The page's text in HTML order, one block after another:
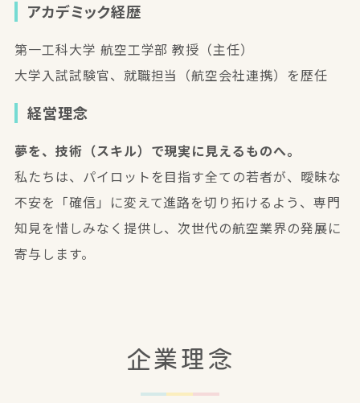
アカデミック経歴
第一工科大学 航空工学部 教授（主任）
大学入試試験官、就職担当（航空会社連携）を歴任
経営理念
夢を、技術（スキル）で現実に見えるものへ。
私たちは、パイロットを目指す全ての若者が、曖昧な
不安を「確信」に変えて進路を切り拓けるよう、専門
知見を惜しみなく提供し、次世代の航空業界の発展に
寄与します。
企業理念